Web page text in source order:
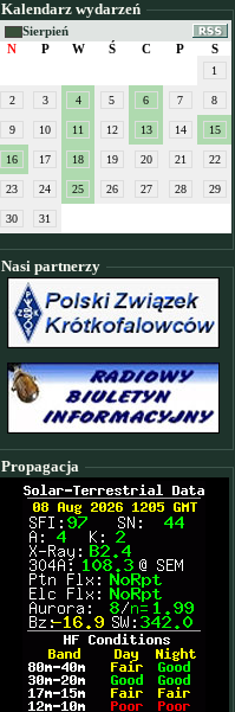
Kalendarz wydarzeń
Sierpień
N
P W Ś C P S
1
2 3 4 5 6 7 8
9 10 11 12 13 14 15
16 17 18 19 20 21 22
23 24 25 26 27 28 29
30 31
Nasi partnerzy
Propagacja